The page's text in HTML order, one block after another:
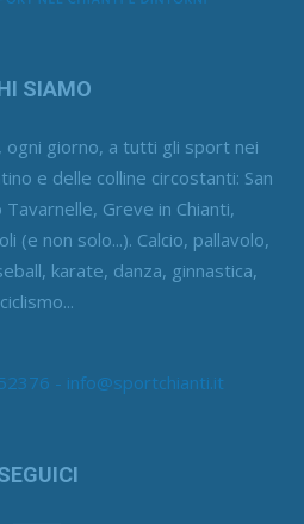
SIAMO
ogni giorno, a tutti gli sport nei
e delle colline circostanti: San
Tavarnelle, Greve in Chianti,
(e non solo...). Calcio, pallavolo,
karate, danza, ginnastica,
ciclismo...
- info@sportchianti.it